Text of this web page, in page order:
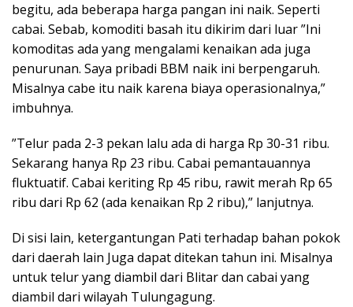
begitu, ada beberapa harga pangan ini naik. Seperti
cabai. Sebab, komoditi basah itu dikirim dari luar ”Ini
komoditas ada yang mengalami kenaikan ada juga
penurunan. Saya pribadi BBM naik ini berpengaruh.
Misalnya cabe itu naik karena biaya operasionalnya,”
imbuhnya.
”Telur pada 2-3 pekan lalu ada di harga Rp 30-31 ribu.
Sekarang hanya Rp 23 ribu. Cabai pemantauannya
fluktuatif. Cabai keriting Rp 45 ribu, rawit merah Rp 65
ribu dari Rp 62 (ada kenaikan Rp 2 ribu),” lanjutnya.
Di sisi lain, ketergantungan Pati terhadap bahan pokok
dari daerah lain Juga dapat ditekan tahun ini. Misalnya
untuk telur yang diambil dari Blitar dan cabai yang
diambil dari wilayah Tulungagung.